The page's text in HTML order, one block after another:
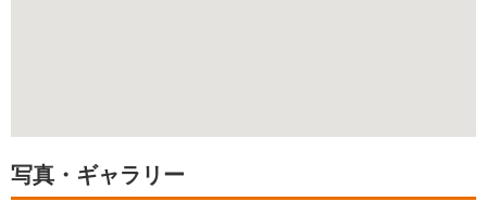
写真・ギャラリー